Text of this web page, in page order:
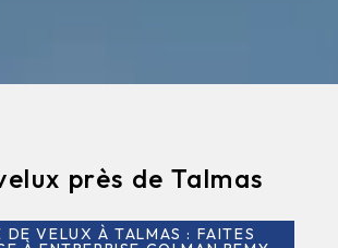
près de Talmas
DE VELUX À TALMAS : FAITES